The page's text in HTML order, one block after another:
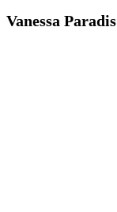
Vanessa Paradis